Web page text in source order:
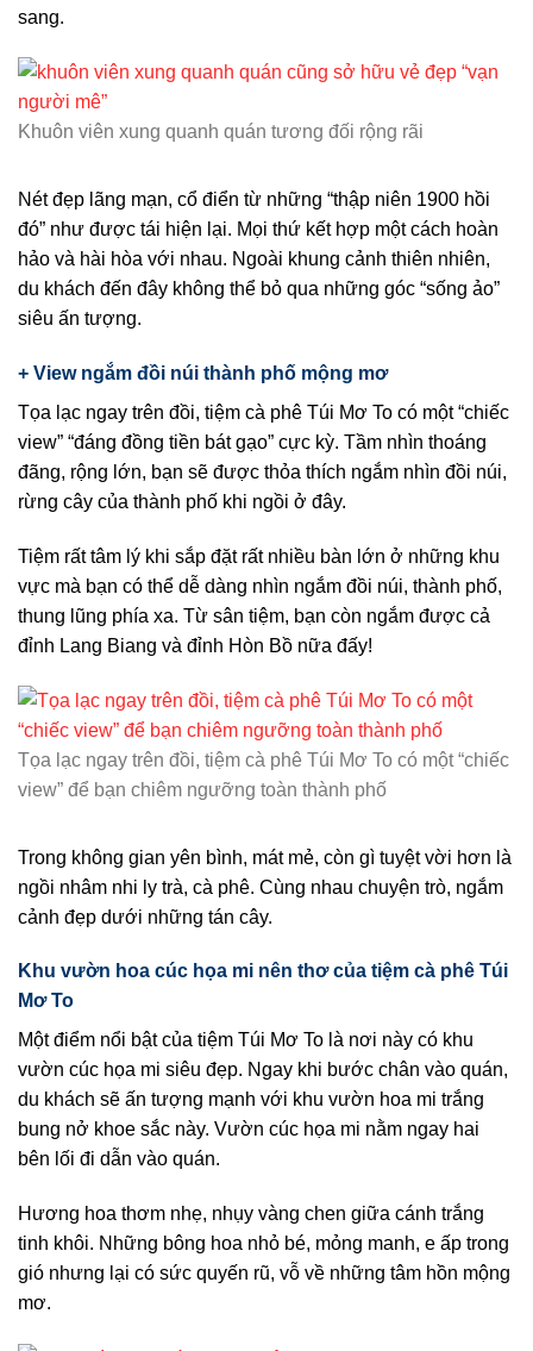
sang.
Khuôn viên xung quanh quán tương đối rộng rãi
Nét đẹp lãng mạn, cổ điển từ những “thập niên 1900 hồi
đó” như được tái hiện lại. Mọi thứ kết hợp một cách hoàn
hảo và hài hòa với nhau. Ngoài khung cảnh thiên nhiên,
du khách đến đây không thể bỏ qua những góc “sống ảo”
siêu ấn tượng.
+ View ngắm đồi núi thành phố mộng mơ
Tọa lạc ngay trên đồi, tiệm cà phê Túi Mơ To có một “chiếc
view” “đáng đồng tiền bát gạo” cực kỳ. Tầm nhìn thoáng
đãng, rộng lớn, bạn sẽ được thỏa thích ngắm nhìn đồi núi,
rừng cây của thành phố khi ngồi ở đây.
Tiệm rất tâm lý khi sắp đặt rất nhiều bàn lớn ở những khu
vực mà bạn có thể dễ dàng nhìn ngắm đồi núi, thành phố,
thung lũng phía xa. Từ sân tiệm, bạn còn ngắm được cả
đỉnh Lang Biang và đỉnh Hòn Bồ nữa đấy!
Tọa lạc ngay trên đồi, tiệm cà phê Túi Mơ To có một “chiếc
view” để bạn chiêm ngưỡng toàn thành phố
Trong không gian yên bình, mát mẻ, còn gì tuyệt vời hơn là
ngồi nhâm nhi ly trà, cà phê. Cùng nhau chuyện trò, ngắm
cảnh đẹp dưới những tán cây.
Khu vườn hoa cúc họa mi nên thơ của tiệm cà phê Túi
Mơ To
Một điểm nổi bật của tiệm Túi Mơ To là nơi này có khu
vườn cúc họa mi siêu đẹp. Ngay khi bước chân vào quán,
du khách sẽ ấn tượng mạnh với khu vườn hoa mi trắng
bung nở khoe sắc này. Vườn cúc họa mi nằm ngay hai
bên lối đi dẫn vào quán.
Hương hoa thơm nhẹ, nhụy vàng chen giữa cánh trắng
tinh khôi. Những bông hoa nhỏ bé, mỏng manh, e ấp trong
gió nhưng lại có sức quyến rũ, vỗ về những tâm hồn mộng
mơ.